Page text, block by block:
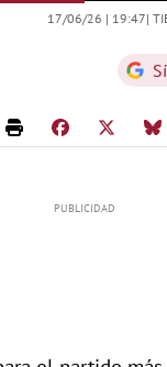
17/06/26 | 19:47|